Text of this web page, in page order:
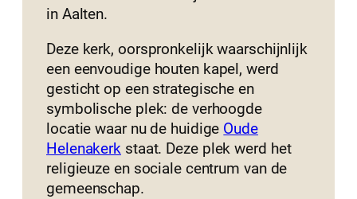
in Aalten.
Deze kerk, oorspronkelijk waarschijnlijk
een eenvoudige houten kapel, werd
gesticht op een strategische en
symbolische plek: de verhoogde
locatie waar nu de huidige Oude
Helenakerk staat. Deze plek werd het
religieuze en sociale centrum van de
gemeenschap.